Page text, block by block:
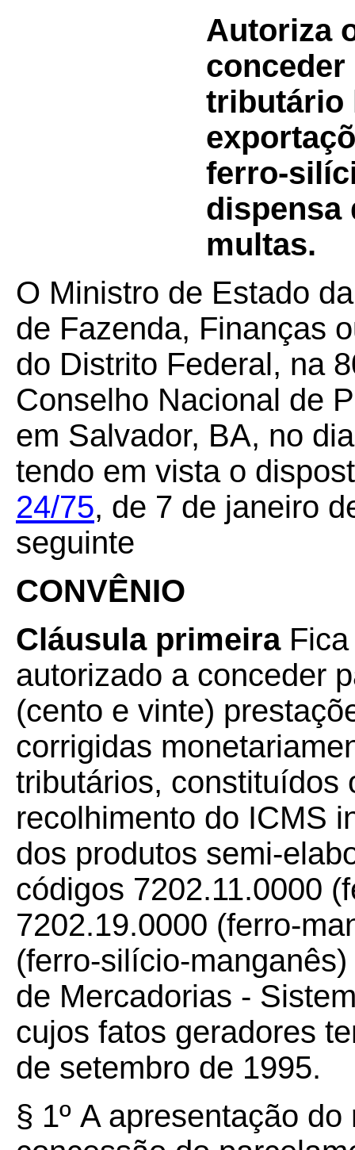
Autoriza
tributário
ferro-
dispensa
multas.
O Ministro de Estado
de Fazenda, Finanças
do Distrito Federal, na
Conselho Nacional de
em Salvador, BA, no
tendo em vista o
24/75, de 7 de janeiro
seguinte
CONVÊNIO
Cláusula primeira
autorizado a conceder
(cento e vinte)
corrigidas
tributários, constituídos
recolhimento do ICMS
dos produtos semi-
códigos 7202.11.0000
7202.19.0000 (ferro-
(ferro-silício-
de Mercadorias -
cujos fatos geradores
de setembro de 1995.
§ 1º A apresentação